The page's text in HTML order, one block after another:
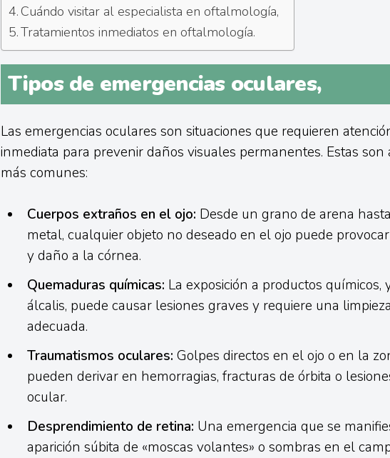
Cuándo visitar al especialista en oftalmología,
Tratamientos inmediatos en oftalmología.
Tipos de emergencias oculares,
Las emergencias oculares son situaciones que requieren
inmediata para prevenir daños visuales permanentes. Estas
más comunes:
Cuerpos extraños en el ojo: Desde un grano de arena
metal, cualquier objeto no deseado en el ojo puede
y daño a la córnea.
Quemaduras químicas: La exposición a productos químicos,
álcalis, puede causar lesiones graves y requiere una
adecuada.
Traumatismos oculares: Golpes directos en el ojo o en la
pueden derivar en hemorragias, fracturas de órbita o
ocular.
Desprendimiento de retina: Una emergencia que se
aparición súbita de «moscas volantes» o sombras en el